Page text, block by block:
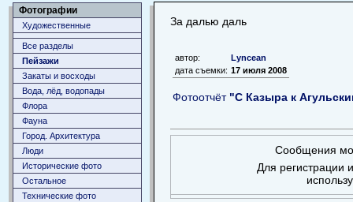
Фотографии
Художественные
Все разделы
Пейзажи
Закаты и восходы
Вода, лёд, водопады
Флора
Фауна
Город. Архитектура
Люди
Исторические фото
Остальное
Технические фото
За далью даль
автор:
Lyncean
дата съемки: 17 июля 2008
Фотоотчёт "С Казыра к
Сообщения
Для регистрации